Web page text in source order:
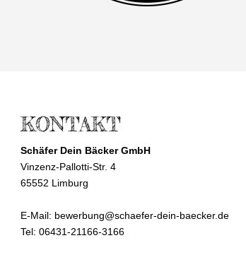
KONTAKT
Schäfer Dein Bäcker GmbH
Vinzenz-Pallotti-Str. 4
65552 Limburg
E-Mail: bewerbung@schaefer-dein-baecker.de
Tel: 06431-21166-3166